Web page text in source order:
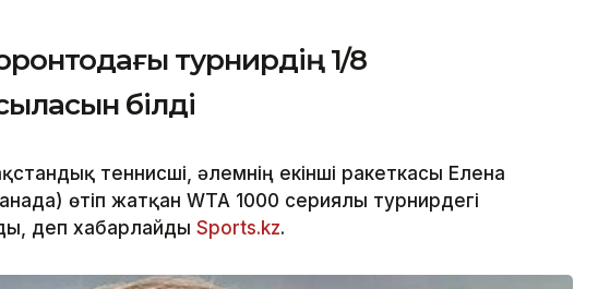
турнирдің 1/8
білді
теннисші, әлемнің екінші ракеткасы Елена
өтіп жатқан WTA 1000 сериялы турнирдегі
деп хабарлайды Sports.kz.